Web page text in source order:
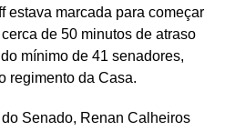
estava marcada para começar
de 50 minutos de atraso
mínimo de 41 senadores,
regimento da Casa.
Senado, Renan Calheiros